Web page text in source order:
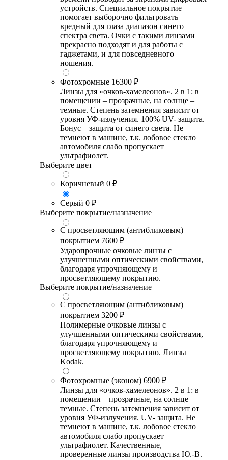
устройств. Специальное покрытие
помогает выборочно фильтровать
вредный для глаза диапазон синего
спектра света. Очки с такими линзами
прекрасно подходят и для работы с
гаджетами, и для повседневного
ношения.
Фотохромные 16300 ₽
Линзы для «очков-хамелеонов». 2 в 1: в
помещении – прозрачные, на солнце –
темные. Степень затемнения зависит от
уровня УФ-излучения. 100% UV- защита.
Бонус – защита от синего света. Не
темнеют в машине, т.к. лобовое стекло
автомобиля слабо пропускает
ультрафиолет.
Выберите цвет
Коричневый 0 ₽
Серый 0 ₽
Выберите покрытие/назначение
С просветляющим (антибликовым)
покрытием 7600 ₽
Ударопрочные очковые линзы с
улучшенными оптическими свойствами,
благодаря упрочняющему и
просветляющему покрытию.
Выберите покрытие/назначение
С просветляющим (антибликовым)
покрытием 3200 ₽
Полимерные очковые линзы с
улучшенными оптическими свойствами,
благодаря упрочняющему и
просветляющему покрытию. Линзы
Kodak.
Фотохромные (эконом) 6900 ₽
Линзы для «очков-хамелеонов». 2 в 1: в
помещении – прозрачные, на солнце –
темные. Степень затемнения зависит от
уровня УФ-излучения. UV- защита. Не
темнеют в машине, т.к. лобовое стекло
автомобиля слабо пропускает
ультрафиолет. Качественные,
проверенные линзы производства Ю.-В.